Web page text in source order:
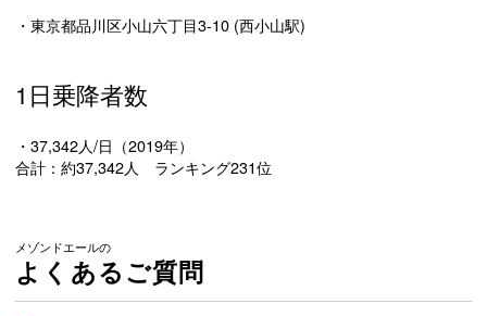
・東京都品川区小山六丁目3-10 (西小山駅)
1日乗降者数
・37,342人/日（2019年）
合計：約37,342人 ランキング231位
メゾンドエールの
よくあるご質問